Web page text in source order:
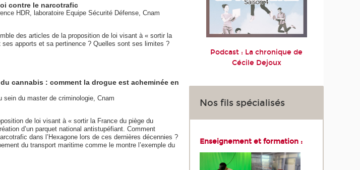
contre le narcotrafic
HDR, laboratoire Equipe Sécurité Défense, Cnam
des articles de la proposition de loi visant à « sortir la
apports et sa pertinence ? Quelles sont ses limites ?
cannabis : comment la drogue est acheminée en
sein du master de criminologie, Cnam
de loi visant à « sortir la France du piège du
d’un parquet national antistupéfiant. Comment
dans l’Hexagone lors de ces dernières décennies ?
du transport maritime comme le montre l’exemple du
Podcast : La chronique de
Cécile Dejoux
Nos fils spécialisés
Enseignement et formation :